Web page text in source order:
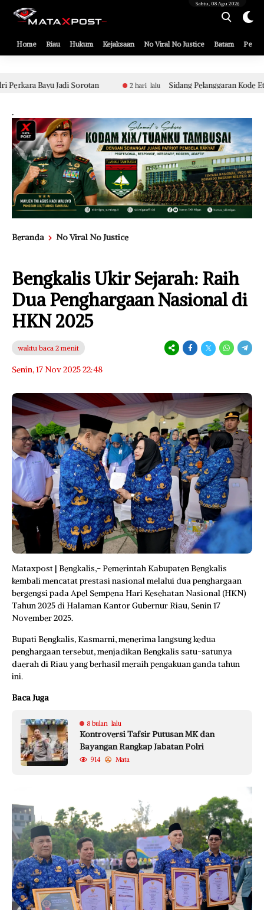
[gnpub_google_news_follow]
Home Riau Hukum Kejaksaan No Viral No Justice Batam
Sabtu, 08 Agu 2026
2 hari lalu Sidang Pelanggaran Kode Etik Berat Aparat Polsek
.
Beranda No Viral No Justice
Bengkalis Ukir Sejarah: Raih
Dua Penghargaan Nasional di
HKN 2025
waktu baca 2 menit
Senin, 17 Nov 2025 22:48
Mataxpost | Bengkalis,- Pemerintah Kabupaten Bengkalis
kembali mencatat prestasi nasional melalui dua penghargaan
bergengsi pada Apel Sempena Hari Kesehatan Nasional (HKN)
Tahun 2025 di Halaman Kantor Gubernur Riau, Senin 17
November 2025.
Bupati Bengkalis, Kasmarni, menerima langsung kedua
penghargaan tersebut, menjadikan Bengkalis satu-satunya
daerah di Riau yang berhasil meraih pengakuan ganda tahun
ini.
Baca Juga
8 bulan lalu
Kontroversi Tafsir Putusan MK dan
Bayangan Rangkap Jabatan Polri
914 Mata